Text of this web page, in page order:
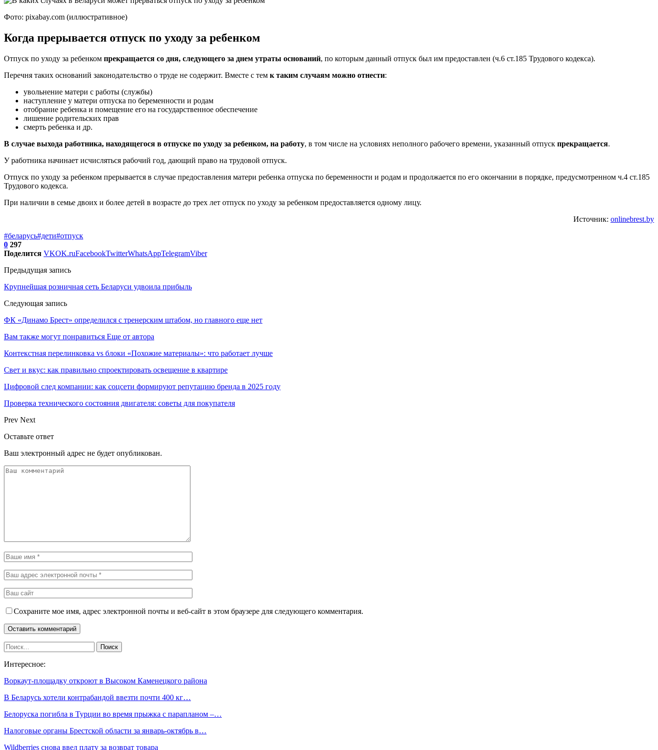
Фото: pixabay.com (иллюстративное)
Когда прерывается отпуск по уходу за ребенком
Отпуск по уходу за ребенком прекращается со дня, следующего за днем утраты оснований, по которым данный отпуск был им предоставлен (ч.6 ст.185 Трудового кодекса).
Перечня таких оснований законодательство о труде не содержит. Вместе с тем к таким случаям можно отнести:
увольнение матери с работы (службы)
наступление у матери отпуска по беременности и родам
отобрание ребенка и помещение его на государственное обеспечение
лишение родительских прав
смерть ребенка и др.
В случае выхода работника, находящегося в отпуске по уходу за ребенком, на работу, в том числе на условиях неполного рабочего времени, указанный отпуск прекращается.
У работника начинает исчисляться рабочий год, дающий право на трудовой отпуск.
Отпуск по уходу за ребенком прерывается в случае предоставления матери ребенка отпуска по беременности и родам и продолжается по его окончании в порядке, предусмотренном ч.4 ст.185
Трудового кодекса.
При наличии в семье двоих и более детей в возрасте до трех лет отпуск по уходу за ребенком предоставляется одному лицу.
Источник: onlinebrest.by
#беларусь#дети#отпуск
0 297
Поделится VKOK.ruFacebookTwitterWhatsAppTelegramViber
Предыдущая запись
Крупнейшая розничная сеть Беларуси удвоила прибыль
Следующая запись
ФК «Динамо Брест» определился с тренерским штабом, но главного еще нет
Вам также могут понравиться Еще от автора
Контекстная перелинковка vs блоки «Похожие материалы»: что работает лучше
Свет и вкус: как правильно спроектировать освещение в квартире
Цифровой след компании: как соцсети формируют репутацию бренда в 2025 году
Проверка технического состояния двигателя: советы для покупателя
Prev Next
Оставьте ответ
Ваш электронный адрес не будет опубликован.
Сохраните мое имя, адрес электронной почты и веб-сайт в этом браузере для следующего комментария.
Интересное:
Воркаут-площадку откроют в Высоком Каменецкого района
В Беларусь хотели контрабандой ввезти почти 400 кг…
Белоруска погибла в Турции во время прыжка с парапланом –…
Налоговые органы Брестской области за январь-октябрь в…
Wildberries снова ввел плату за возврат товара